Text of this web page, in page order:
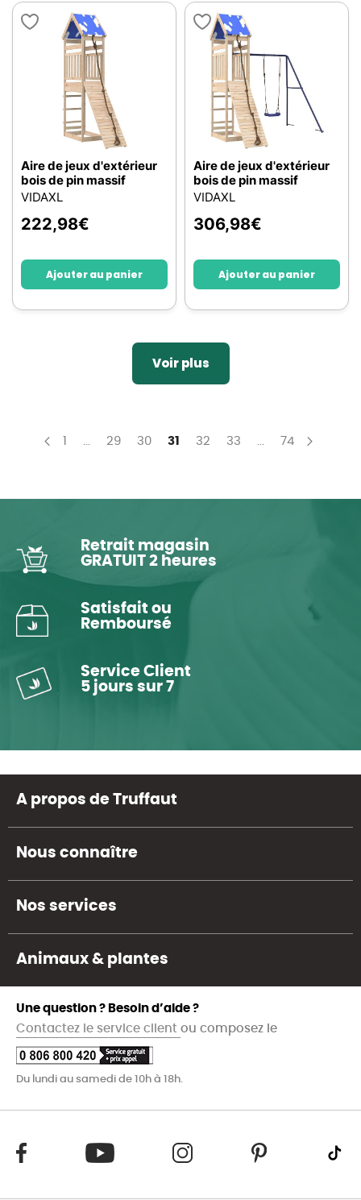
Aire de jeux d'extérieur
bois de pin massif
VIDAXL
222,98€
Ajouter au panier
Aire de jeux d'extérieur
bois de pin massif
VIDAXL
306,98€
Ajouter au panier
Voir plus
Précédent
Page... Page
29 Page
30 You're currently reading page
31 Page
32 Page
33 ... Page
74
Retrait magasin
GRATUIT 2 heures
Satisfait ou
Remboursé
Service Client
5 jours sur 7
A propos de Truffaut
Nous connaître
Nos services
Animaux & plantes
Une question ? Besoin d’aide ?
Contactez le service client ou composez le
Du lundi au samedi de 10h à 18h.